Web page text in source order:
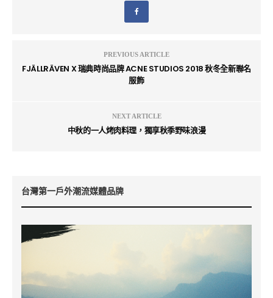
PREVIOUS ARTICLE
FJÄLLRÄVEN X 瑞典時尚品牌 ACNE STUDIOS 2018 秋冬全新聯名
服飾
NEXT ARTICLE
中秋的一人烤肉料理，獨享秋季野味浪漫
台灣第一戶外潮流媒體品牌